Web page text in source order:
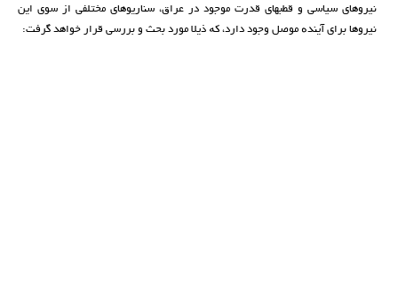
نیروهای سیاسی و قطبهای قدرت موجود در عراق، سناریوهای مختلفی از سوی این
نیروها برای آیندە موصل وجود دارد، کە ذیلا مورد بحث و بررسی قرار خواهد گرفت: